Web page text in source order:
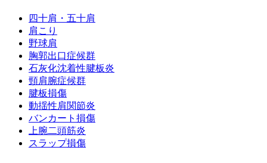
四十肩・五十肩
肩こり
野球肩
胸郭出口症候群
石灰化沈着性腱板炎
頸肩腕症候群
腱板損傷
動揺性肩関節炎
バンカート損傷
上腕二頭筋炎
スラップ損傷